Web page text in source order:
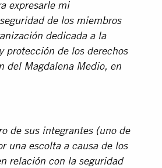
expresarle mi
de los miembros
dedicada a la
protección de los derechos
del Magdalena Medio, en
de sus integrantes (uno de
una escolta a causa de los
relación con la seguridad